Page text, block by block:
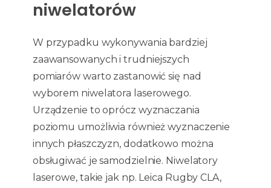
niwelatorów
W przypadku wykonywania bardziej
zaawansowanych i trudniejszych
pomiarów warto zastanowić się nad
wyborem niwelatora laserowego.
Urządzenie to oprócz wyznaczania
poziomu umożliwia również wyznaczenie
innych płaszczyzn, dodatkowo można
obsługiwać je samodzielnie. Niwelatory
laserowe, takie jak np. Leica Rugby CLA,